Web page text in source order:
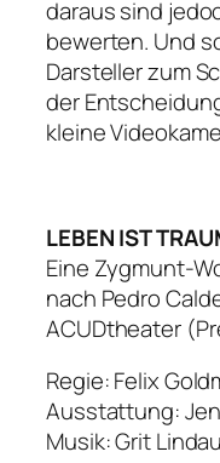
daraus sind
bewerten. Und
Darsteller zum
der
kleine
LEBEN IST
Eine Zygmunt-
nach Pedro
ACUDtheater
Regie: Felix
Ausstattung:
Musik: Grit